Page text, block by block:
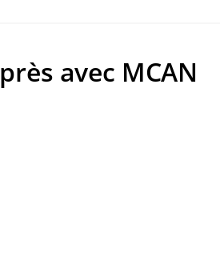
avec MCAN